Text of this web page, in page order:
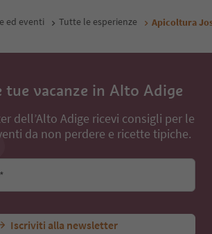
ed eventi Tutte le esperienze Apicoltura
tue vacanze in Alto Adige
dell’Alto Adige ricevi consigli per le
da non perdere e ricette tipiche.
Iscriviti alla newsletter